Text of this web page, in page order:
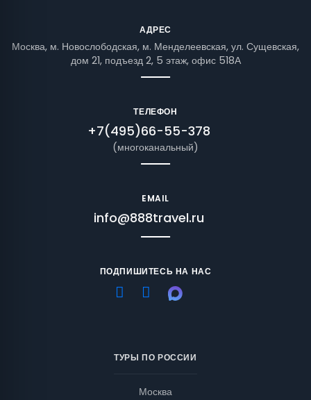
АДРЕС
Москва, м. Новослободская, м. Менделеевская, ул. Сущевская,
дом 21, подъезд 2, 5 этаж, офис 518А
ТЕЛЕФОН
+7(495)66-55-378
(многоканальный)
EMAIL
info@888travel.ru
ПОДПИШИТЕСЬ НА НАС
ТУРЫ ПО РОССИИ
Москва